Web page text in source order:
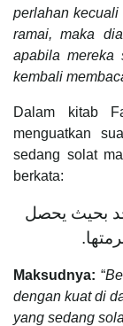
perlahan
ramai, maka
apabila mereka
kembali
Dalam kitab
menguatkan
sedang solat
berkata:
بحيث يحصل
Maksudnya: “
dengan kuat di
yang sedang